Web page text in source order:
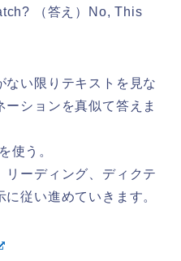
（答え）No, This
ない限りテキストを見な
ションを真似て答えま
使う。
リーディング、ディクテ
従い進めていきます。